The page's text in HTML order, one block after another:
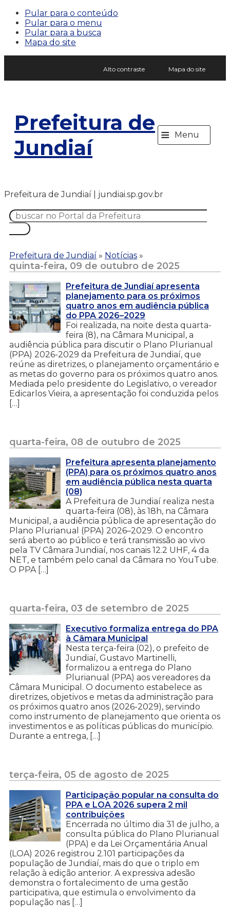
Pular para o conteúdo
Pular para o menu
Pular para a busca
Mapa do site
Alto contraste Mapa do site
Prefeitura de
Jundiaí
≡ Menu
Prefeitura de Jundiaí | jundiai.sp.gov.br
Prefeitura de Jundiaí » Notícias »
quinta-feira, 09 de outubro de 2025
Prefeitura de Jundiaí apresenta
planejamento para os próximos
quatro anos em audiência pública
do PPA 2026–2029
Foi realizada, na noite desta quarta-
feira (8), na Câmara Municipal, a
audiência pública para discutir o Plano Plurianual
(PPA) 2026-2029 da Prefeitura de Jundiaí, que
reúne as diretrizes, o planejamento orçamentário e
as metas do governo para os próximos quatro anos.
Mediada pelo presidente do Legislativo, o vereador
Edicarlos Vieira, a apresentação foi conduzida pelos
[…]
quarta-feira, 08 de outubro de 2025
Prefeitura apresenta planejamento
(PPA) para os próximos quatro anos
em audiência pública nesta quarta
(08)
A Prefeitura de Jundiaí realiza nesta
quarta-feira (08), às 18h, na Câmara
Municipal, a audiência pública de apresentação do
Plano Plurianual (PPA) 2026–2029. O encontro
será aberto ao público e terá transmissão ao vivo
pela TV Câmara Jundiaí, nos canais 12.2 UHF, 4 da
NET, e também pelo canal da Câmara no YouTube.
O PPA […]
quarta-feira, 03 de setembro de 2025
Executivo formaliza entrega do PPA
à Câmara Municipal
Nesta terça-feira (02), o prefeito de
Jundiaí, Gustavo Martinelli,
formalizou a entrega do Plano
Plurianual (PPA) aos vereadores da
Câmara Municipal. O documento estabelece as
diretrizes, objetivos e metas da administração para
os próximos quatro anos (2026-2029), servindo
como instrumento de planejamento que orienta os
investimentos e as políticas públicas do município.
Durante a entrega, […]
terça-feira, 05 de agosto de 2025
Participação popular na consulta do
PPA e LOA 2026 supera 2 mil
contribuições
Encerrada no último dia 31 de julho, a
consulta pública do Plano Plurianual
(PPA) e da Lei Orçamentária Anual
(LOA) 2026 registrou 2.101 participações da
população de Jundiaí, mais do que o triplo em
relação à edição anterior. A expressiva adesão
demonstra o fortalecimento de uma gestão
participativa, que estimula o envolvimento da
população nas […]